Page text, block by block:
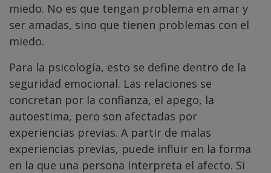
miedo. No es que tengan problema en amar y
ser amadas, sino que tienen problemas con el
miedo.
Para la psicología, esto se define dentro de la
seguridad emocional. Las relaciones se
concretan por la confianza, el apego, la
autoestima, pero son afectadas por
experiencias previas. A partir de malas
experiencias previas, puede influir en la forma
en la que una persona interpreta el afecto. Si